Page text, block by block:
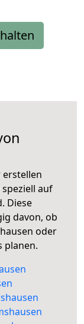
auf
Diese
davon, ob
oder
planen.